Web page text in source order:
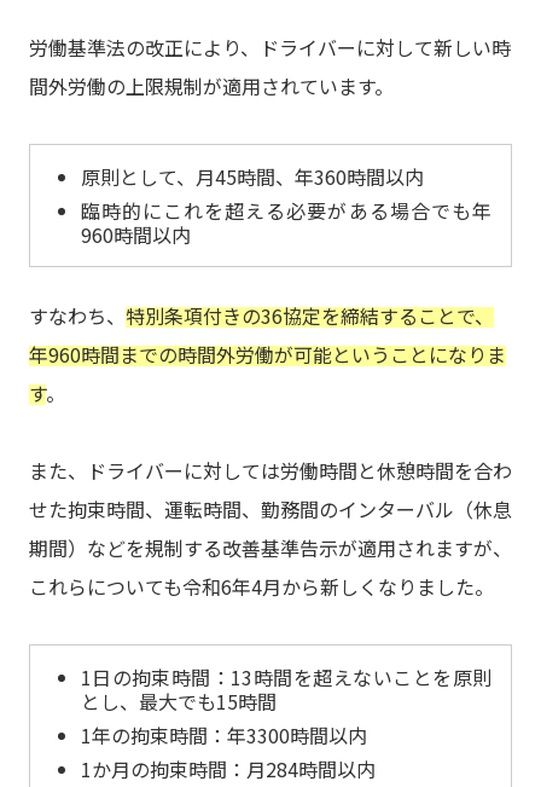
労働基準法の改正により、ドライバーに対して新しい時
間外労働の上限規制が適用されています。
原則として、月45時間、年360時間以内
臨時的にこれを超える必要がある場合でも年
960時間以内
すなわち、 特別条項付きの36協定を締結することで、
年960時間までの時間外労働が可能ということになりま
す。
また、ドライバーに対しては労働時間と休憩時間を合わ
せた拘束時間、運転時間、勤務間のインターバル（休息
期間）などを規制する改善基準告示が適用されますが、
これらについても令和6年4月から新しくなりました。
1日の拘束時間：13時間を超えないことを原則
とし、最大でも15時間
1年の拘束時間：年3300時間以内
1か月の拘束時間：月284時間以内